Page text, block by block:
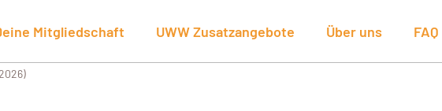
Mitgliedschaft UWW Zusatzangebote Über uns FAQ